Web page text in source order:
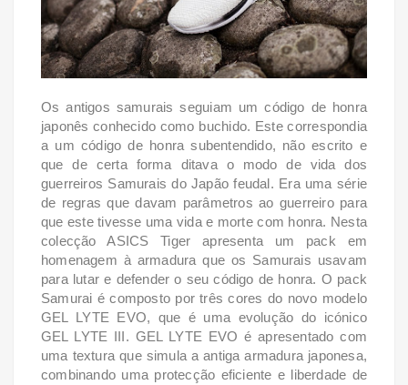
Os antigos samurais seguiam um código de honra
japonês conhecido como buchido. Este correspondia
a um código de honra subentendido, não escrito e
que de certa forma ditava o modo de vida dos
guerreiros Samurais do Japão feudal. Era uma série
de regras que davam parâmetros ao guerreiro para
que este tivesse uma vida e morte com honra. Nesta
colecção ASICS Tiger apresenta um pack em
homenagem à armadura que os Samurais usavam
para lutar e defender o seu código de honra. O pack
Samurai é composto por três cores do novo modelo
GEL LYTE EVO, que é uma evolução do icónico
GEL LYTE III. GEL LYTE EVO é apresentado com
uma textura que simula a antiga armadura japonesa,
combinando uma protecção eficiente e liberdade de